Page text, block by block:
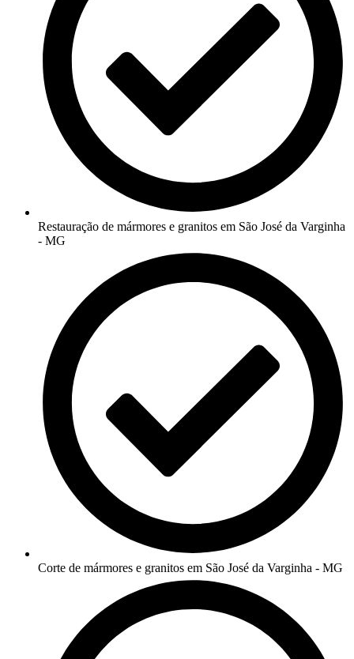
Restauração de mármores e granitos em São José da Varginha
- MG
Corte de mármores e granitos em São José da Varginha - MG